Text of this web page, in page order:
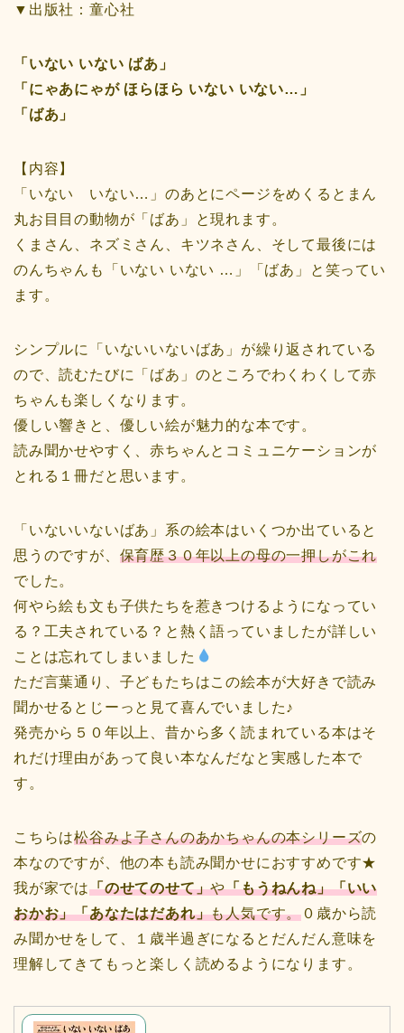
▼出版社：童心社
「いない いない ばあ」
「にゃあにゃが ほらほら いない いない…」
「ばあ」
【内容】
「いない いない…」のあとにページをめくるとまん
丸お目目の動物が「ばあ」と現れます。
くまさん、ネズミさん、キツネさん、そして最後には
のんちゃんも「いない いない …」「ばあ」と笑ってい
ます。
シンプルに「いないいないばあ」が繰り返されている
ので、読むたびに「ばあ」のところでわくわくして赤
ちゃんも楽しくなります。
優しい響きと、優しい絵が魅力的な本です。
読み聞かせやすく、赤ちゃんとコミュニケーションが
とれる１冊だと思います。
「いないいないばあ」系の絵本はいくつか出ていると
思うのですが、 保育歴３０年以上の母の一押しがこれ
でした。
何やら絵も文も子供たちを惹きつけるようになってい
る？工夫されている？と熱く語っていましたが詳しい
ことは忘れてしまいました
ただ言葉通り、子どもたちはこの絵本が大好きで読み
聞かせるとじーっと見て喜んでいました♪
発売から５０年以上、昔から多く読まれている本はそ
れだけ理由があって良い本なんだなと実感した本で
す。
こちらは松谷みよ子さんのあかちゃんの本シリーズの
本なのですが、他の本も読み聞かせにおすすめです★
我が家では「のせてのせて」や「もうねんね」「いい
おかお」「あなたはだあれ」も人気です。０歳から読
み聞かせをして、１歳半過ぎになるとだんだん意味を
理解してきてもっと楽しく読めるようになります。